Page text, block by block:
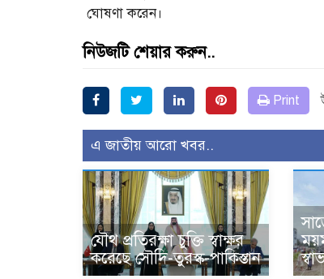
ঘোষণা করেন।
নিউজটি শেয়ার করুন..
Print
এ জাতীয় আরো খবর..
যৌথ প্রতিরক্ষা চুক্তি স্বাক্ষর
করেছে সৌদি-তুরস্ক-পাকিস্তান